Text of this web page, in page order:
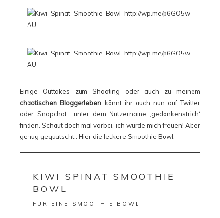
Einige Outtakes zum Shooting oder auch zu meinem
chaotischen Bloggerleben könnt ihr auch nun aufTwitter
oder Snapchat unter dem Nutzername ‚gedankenstrich‘
finden. Schaut doch mal vorbei, ich würde mich freuen! Aber
genug gequatscht.. Hier die leckere Smoothie Bowl:
KIWI SPINAT SMOOTHIE
BOWL
FÜR EINE SMOOTHIE BOWL